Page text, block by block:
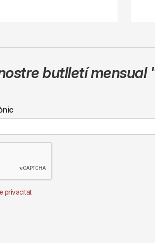
butlletí mensual
privacitat